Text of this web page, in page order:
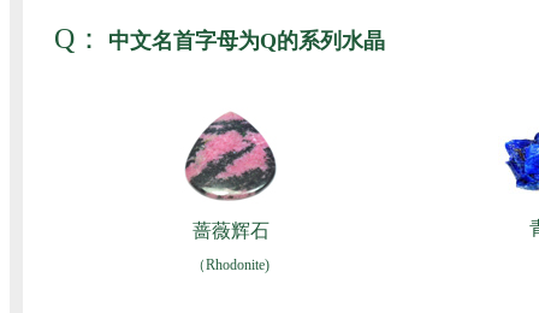
Q： 中文名首字母为Q的系列水晶
蔷薇辉石
（Rhodonite)